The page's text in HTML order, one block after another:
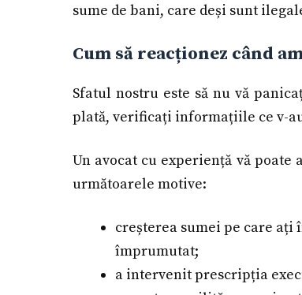
sume de bani, care deși sunt
Cum să reacționez când
Sfatul nostru este să nu vă
plată, verificați informațiile ce v-
Un avocat cu experiență vă
următoarele motive:
creșterea sumei pe care
împrumutat;
a intervenit prescripția